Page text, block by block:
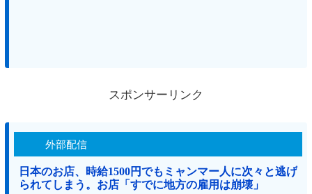
スポンサーリンク
外部配信
日本のお店、時給1500円でもミャンマー人に次々と逃げ
られてしまう。お店「すでに地方の雇用は崩壊」